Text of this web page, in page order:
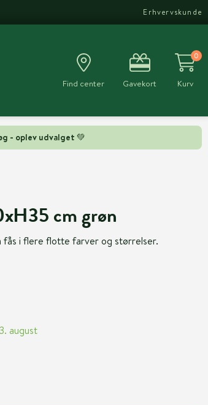
- oplev udvalget 💚
Erhvervskunde
Find center Gavekort
0
Kurv
cm grøn
fås i flere flotte farver og størrelser.
august